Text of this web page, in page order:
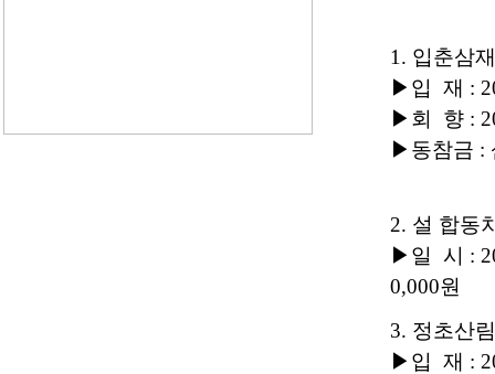
1. 입춘삼
▶입 재 :
▶회 향 :
▶동참금 :
2. 설 합동
▶일 시 :
0,000원
3. 정초산
▶입 재 :